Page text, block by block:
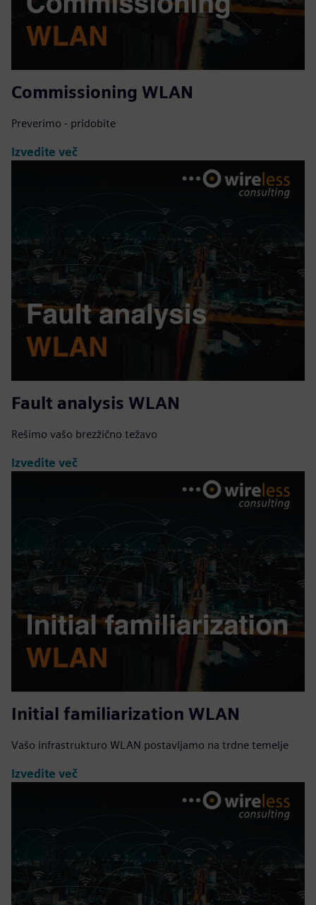
Commissioning WLAN
Preverimo - pridobite
Izvedite več
Fault analysis WLAN
Rešimo vašo brezžično težavo
Izvedite več
Initial familiarization WLAN
Vašo infrastrukturo WLAN postavljamo na trdne temelje
Izvedite več